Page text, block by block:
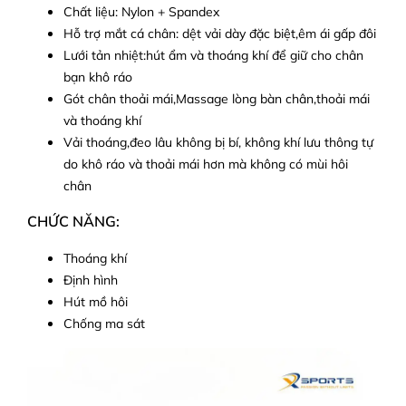
Chất liệu: Nylon + Spandex
Hỗ trợ mắt cá chân: dệt vải dày đặc biệt,êm ái gấp đôi
Lưới tản nhiệt:hút ẩm và thoáng khí để giữ cho chân
bạn khô ráo
Gót chân thoải mái,Massage lòng bàn chân,thoải mái
và thoáng khí
Vải thoáng,đeo lâu không bị bí, không khí lưu thông tự
do khô ráo và thoải mái hơn mà không có mùi hôi
chân
CHỨC NĂNG:
Thoáng khí
Định hình
Hút mồ hôi
Chống ma sát